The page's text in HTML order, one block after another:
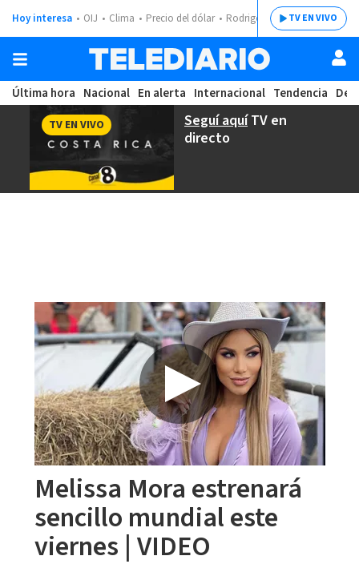
Hoy interesa OIJ Clima Precio del dólar Rodrigo ChavesTV EN VIVO
Última hora Nacional En alerta Internacional Tendencia
Seguí aquíTV en
directo
TV EN VIVO
Melissa Mora estrenará
sencillo mundial este
viernes | VIDEO